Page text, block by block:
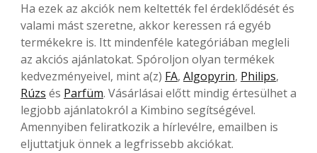
Ha ezek az akciók nem keltették fel érdeklődését és
valami mást szeretne, akkor keressen rá egyéb
termékekre is. Itt mindenféle kategóriában megleli
az akciós ajánlatokat. Spóroljon olyan termékek
kedvezményeivel, mint a(z) FA, Algopyrin, Philips,
Rúzs és Parfüm. Vásárlásai előtt mindig értesülhet a
legjobb ajánlatokról a Kimbino segítségével.
Amennyiben feliratkozik a hírlevélre, emailben is
eljuttatjuk önnek a legfrissebb akciókat.